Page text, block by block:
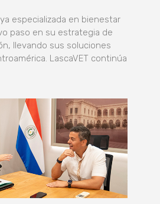
especializada en bienestar
paso en su estrategia de
llevando sus soluciones
LascaVET continúa